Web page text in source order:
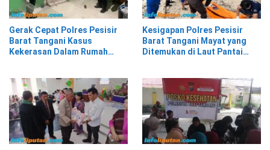
Gerak Cepat Polres Pesisir
Barat Tangani Kasus
Kekerasan Dalam Rumah
Kesigapan Polres Pesisir
Barat Tangani Mayat yang
Ditemukan di Laut Pantai